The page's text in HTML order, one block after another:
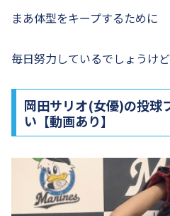
まあ体型をキープするために
毎日努力しているでしょうけど
岡田サリオ(女優)の投球
い【動画あり】